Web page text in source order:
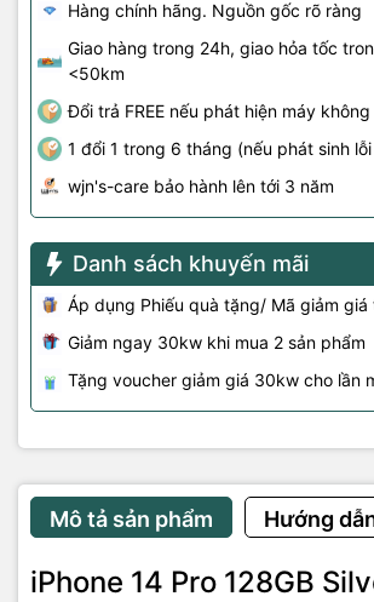
Hàng chính hãng. Nguồn gốc rõ ràng
Giao hàng trong 24h, giao hỏa tốc
<50km
Đổi trả FREE nếu phát hiện máy
1 đổi 1 trong 6 tháng (nếu phát sinh
wjn's-care bảo hành lên tới 3 năm
Danh sách khuyến mãi
Áp dụng Phiếu quà tặng/ Mã giảm giá
Giảm ngay 30kw khi mua 2 sản phẩm
Tặng voucher giảm giá 30kw cho lần
Mô tả sản phẩm Hướng
iPhone 14 Pro 128GB